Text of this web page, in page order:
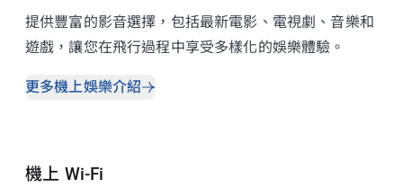
提供豐富的影音選擇，包括最新電影、電視劇、音樂和
遊戲，讓您在飛行過程中享受多樣化的娛樂體驗。
更多機上娛樂介紹
機上 Wi-Fi